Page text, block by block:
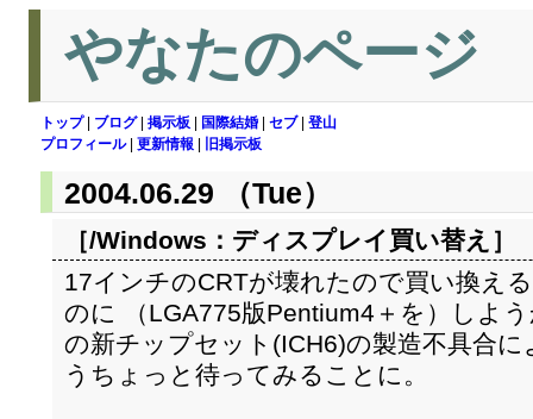
やなたのページ
トップ| ブログ| 掲示板 国際結婚 セブ| 登山
プロフィール| 更新情報 旧掲示板
2004.06.29 （Tue）
［/Windows： ディスプレイ買い替え ］
17インチのCRTが壊れたので買い換え
のに （LGA775版Pentium4＋を）しよ
の新チップセット(ICH6)の製造不具合
うちょっと待ってみることに。